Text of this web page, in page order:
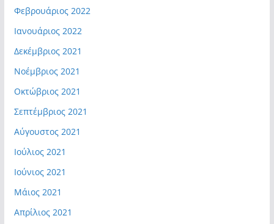
Φεβρουάριος 2022
Ιανουάριος 2022
Δεκέμβριος 2021
Νοέμβριος 2021
Οκτώβριος 2021
Σεπτέμβριος 2021
Αύγουστος 2021
Ιούλιος 2021
Ιούνιος 2021
Μάιος 2021
Απρίλιος 2021